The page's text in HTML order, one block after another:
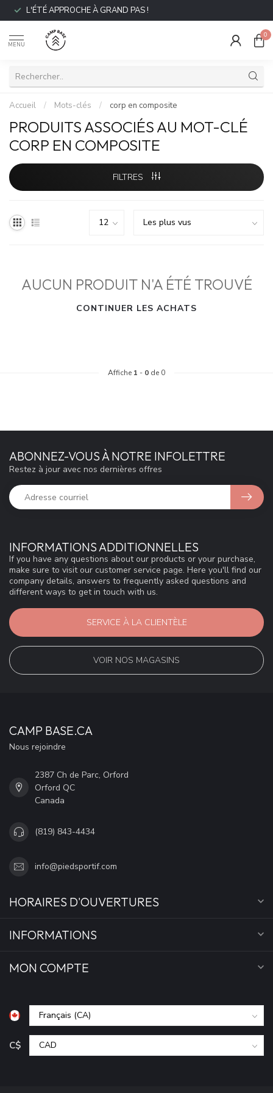
L'ÉTÉ APPROCHE À GRAND PAS !
MENU
0
Accueil / Mots-clés / corp en composite
PRODUITS ASSOCIÉS AU MOT-CLÉ
CORP EN COMPOSITE
FILTRES
AUCUN PRODUIT N'A ÉTÉ TROUVÉ
CONTINUER LES ACHATS
Affiche 1 - 0 de 0
INFORMATIONS ADDITIONNELLES
If you have any questions about our products or your purchase,
make sure to visit our customer service page. Here you'll find our
company details, answers to frequently asked questions and
different ways to get in touch with us.
SERVICE À LA CLIENTÈLE
VOIR NOS MAGASINS
ABONNEZ-VOUS À NOTRE INFOLETTRE
Restez à jour avec nos dernières offres
CAMP BASE.CA
Nous rejoindre
2387 Ch de Parc, Orford
Orford QC
Canada
(819) 843-4434
info@piedsportif.com
HORAIRES D'OUVERTURES
INFORMATIONS
MON COMPTE
C$